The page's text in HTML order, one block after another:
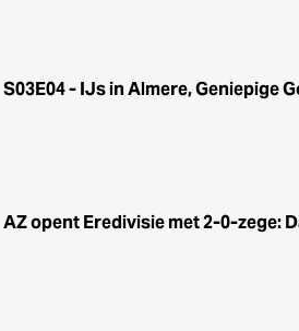
S03E04 - IJs in Almere, Geniepige
AZ opent Eredivisie met 2-0-zege: